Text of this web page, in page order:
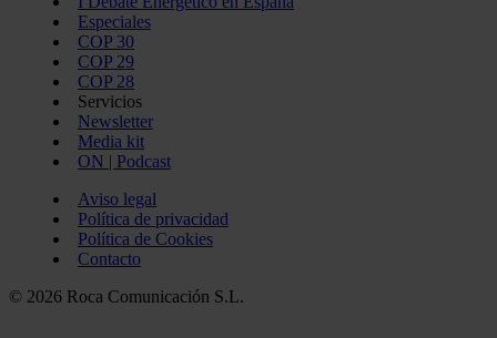
Especiales
COP 30
COP 29
COP 28
Servicios
Newsletter
Media kit
ON | Podcast
Aviso legal
Política de privacidad
Política de Cookies
Contacto
© 2026 Roca Comunicación S.L.